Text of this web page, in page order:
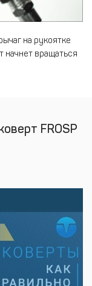
на рукоятке
начнет вращаться
FROSP